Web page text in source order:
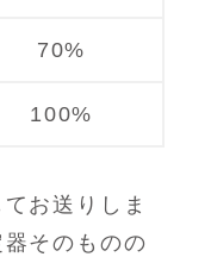
70%
100%
お送りしま
そのものの